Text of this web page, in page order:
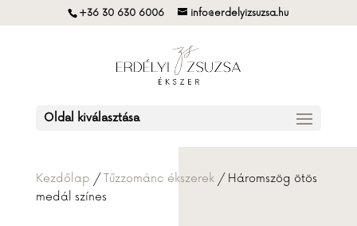
+36 30 630 6006 info@erdelyizsuzsa.hu
Oldal kiválasztása
Kezdőlap / Tűzzománc ékszerek/ Háromszög ötös
medál színes